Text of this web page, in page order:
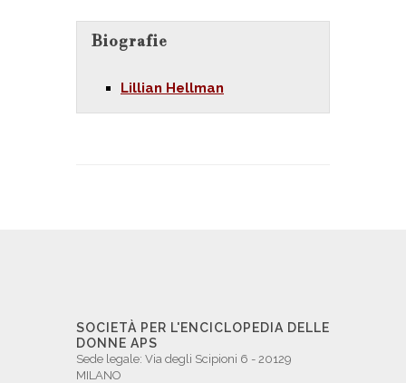
Biografie
Lillian Hellman
SOCIETÀ PER L'ENCICLOPEDIA DELLE
DONNE APS
Sede legale: Via degli Scipioni 6 - 20129
MILANO